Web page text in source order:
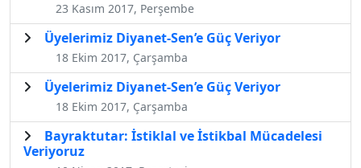
23 Kasım 2017, Perşembe
Üyelerimiz Diyanet-Sen’e Güç Veriyor
18 Ekim 2017, Çarşamba
Üyelerimiz Diyanet-Sen’e Güç Veriyor
18 Ekim 2017, Çarşamba
Bayraktutar: İstiklal ve İstikbal Mücadelesi
Veriyoruz